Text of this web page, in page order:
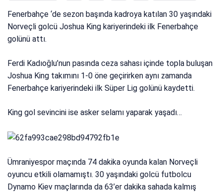
Fenerbahçe ‘de sezon başında kadroya katılan 30 yaşındaki
Norveçli golcü Joshua King kariyerindeki ilk Fenerbahçe
golünü attı.
Ferdi Kadıoğlu’nun pasında ceza sahası içinde topla buluşan
Joshua King takımını 1-0 öne geçirirken aynı zamanda
Fenerbahçe kariyerindeki ilk Süper Lig golünü kaydetti.
King gol sevincini ise asker selamı yaparak yaşadı…
Ümraniyespor maçında 74 dakika oyunda kalan Norveçli
oyuncu etkili olamamıştı. 30 yaşındaki golcü futbolcu
Dynamo Kiev maçlarında da 63’er dakika sahada kalmış